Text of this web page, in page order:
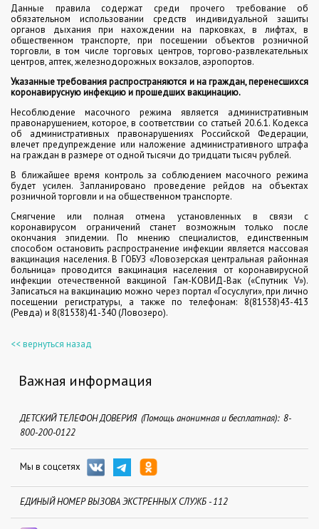
Данные правила содержат среди прочего требование об
обязательном использовании средств индивидуальной защиты
органов дыхания при нахождении на парковках, в лифтах, в
общественном транспорте, при посещении объектов розничной
торговли, в том числе торговых центров, торгово-развлекательных
центров, аптек, железнодорожных вокзалов, аэропортов.
Указанные требования распространяются и на граждан, перенесшихся
коронавирусную инфекцию и прошедших вакцинацию.
Несоблюдение масочного режима является административным
правонарушением, которое, в соответствии со статьей 20.6.1. Кодекса
об административных правонарушениях Российской Федерации,
влечет предупреждение или наложение административного штрафа
на граждан в размере от одной тысячи до тридцати тысяч рублей.
В ближайшее время контроль за соблюдением масочного режима
будет усилен. Запланировано проведение рейдов на объектах
розничной торговли и на общественном транспорте.
Смягчение или полная отмена установленных в связи с
коронавирусом ограничений станет возможным только после
окончания эпидемии. По мнению специалистов, единственным
способом остановить распространение инфекции является массовая
вакцинация населения. В ГОБУЗ «Ловозерская центральная районная
больница» проводится вакцинация населения от коронавирусной
инфекции отечественной вакциной Гам-КОВИД-Вак («Спутник V»).
Записаться на вакцинацию можно через портал «Госуслуги», при лично
посещении регистратуры, а также по телефонам: 8(81538)43-413
(Ревда) и 8(81538)41-340 (Ловозеро).
<< вернуться назад
Важная информация
ДЕТСКИЙ ТЕЛЕФОН ДОВЕРИЯ (Помощь анонимная и бесплатная): 8-
800-200-0122
Мы в соцсетях
ЕДИНЫЙ НОМЕР ВЫЗОВА ЭКСТРЕННЫХ СЛУЖБ - 112